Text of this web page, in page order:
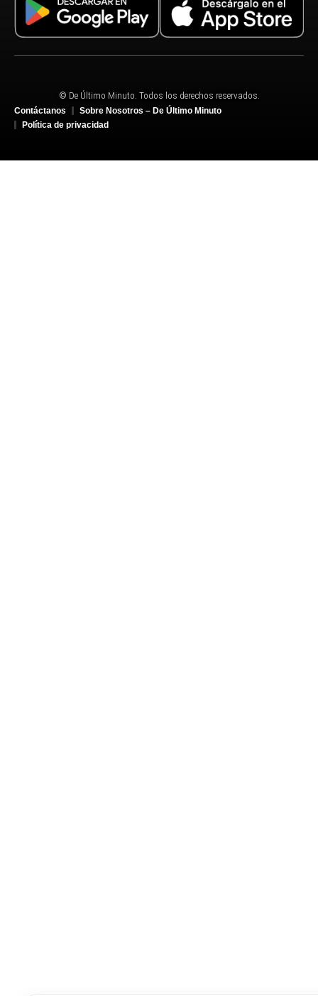
© De Último Minuto. Todos los derechos reservados.
Contáctanos
Sobre Nosotros – De Último Minuto
Política de privacidad